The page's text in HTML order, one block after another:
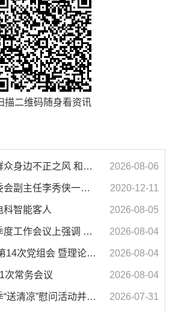
描二维码随身看资讯
汪华东在督导群众身边不正之风 和腐败问题集中整治工作时强调 以更高标准更实举措纵深推进集中整治 不断增强人民群众获得感幸福感安全感 2026-08-06
濉溪县人大常委会副主任李秀侠一行调研城乡客运一体化和治超工作 2020-12-11
科智能客人 2026-08-05
汪华东在全市季度工作会议上强调 锚定打好“三仗”任务和年度预期目标不动摇 在全市上下掀起比学赶超争先进位的攻坚热潮 2026-08-04
市政府2026年第14次党组会 暨理论学习中心组学习会议召开 蒋曦主持会议并讲话 2026-08-04
次常务会议 2026-08-04
汪华东开展夏季“送清凉”慰问活动并调研专门教育工作 落实落细防暑降温措施 用心用情关爱一线职工 2026-07-31